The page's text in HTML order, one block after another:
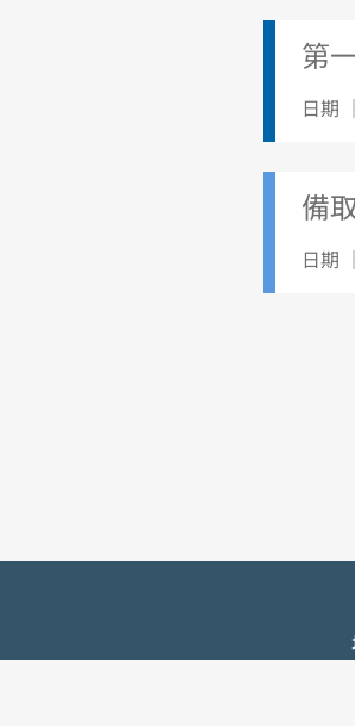
第
日期
備
日期